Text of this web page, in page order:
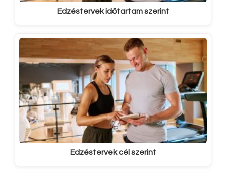
Edzéstervek időtartam szerint
Edzéstervek cél szerint